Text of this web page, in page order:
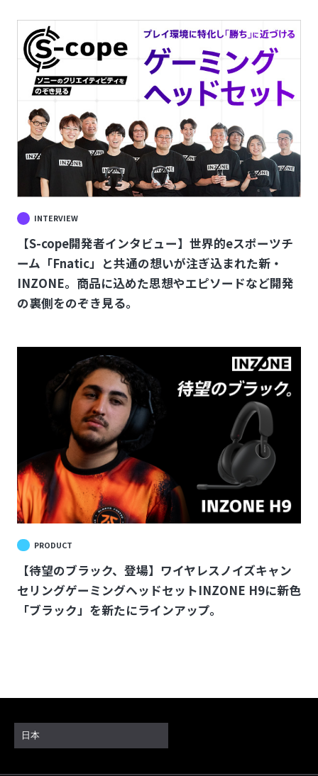
INTERVIEW
【S-cope開発者インタビュー】世界的eスポーツチ
ーム「Fnatic」と共通の想いが注ぎ込まれた新・
INZONE。商品に込めた思想やエピソードなど開発
の裏側をのぞき見る。
PRODUCT
【待望のブラック、登場】ワイヤレスノイズキャン
セリングゲーミングヘッドセットINZONE H9に新色
「ブラック」を新たにラインアップ。
日本